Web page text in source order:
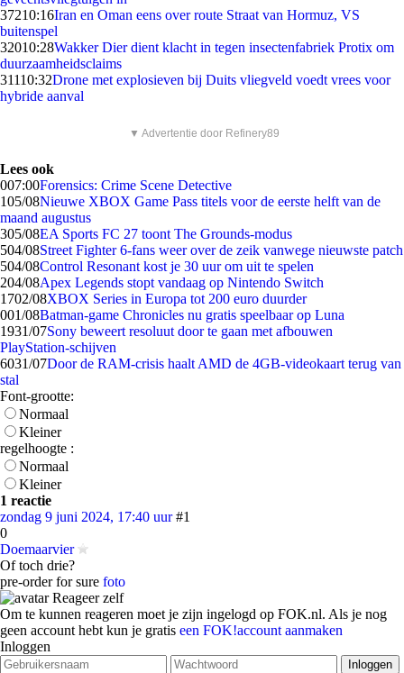
37210:16Iran en Oman eens over route Straat van Hormuz, VS
buitenspel
32010:28Wakker Dier dient klacht in tegen insectenfabriek Protix om
duurzaamheidsclaims
31110:32Drone met explosieven bij Duits vliegveld voedt vrees voor
hybride aanval
▼ Advertentie door Refinery89
Lees ook
007:00Forensics: Crime Scene Detective
105/08Nieuwe XBOX Game Pass titels voor de eerste helft van de
maand augustus
305/08EA Sports FC 27 toont The Grounds-modus
504/08Street Fighter 6-fans weer over de zeik vanwege nieuwste patch
504/08Control Resonant kost je 30 uur om uit te spelen
204/08Apex Legends stopt vandaag op Nintendo Switch
1702/08XBOX Series in Europa tot 200 euro duurder
001/08Batman-game Chronicles nu gratis speelbaar op Luna
1931/07Sony beweert resoluut door te gaan met afbouwen
PlayStation-schijven
6031/07Door de RAM-crisis haalt AMD de 4GB-videokaart terug van
stal
Font-grootte:
Normaal
Kleiner
regelhoogte :
Normaal
Kleiner
1 reactie
zondag 9 juni 2024, 17:40 uur #1
0
Doemaarvier
Of toch drie?
pre-order for sure foto
Reageer zelf
Om te kunnen reageren moet je zijn ingelogd op FOK.nl. Als je nog
geen account hebt kun je gratis een FOK!account aanmaken
Inloggen